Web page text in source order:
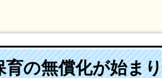
の無償化が始ま